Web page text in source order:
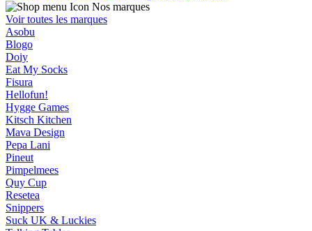
Nos marques
Voir toutes les marques
Asobu
Blogo
Doiy
Eat My Socks
Fisura
Hellofun!
Hygge Games
Kitsch Kitchen
Mava Design
Pepa Lani
Pineut
Pimpelmees
Quy Cup
Resetea
Snippers
Suck UK & Luckies